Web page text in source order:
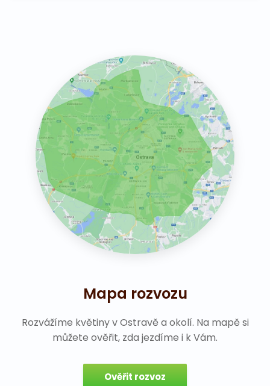
Mapa rozvozu
Rozvážíme květiny v Ostravě a okolí. Na mapě si
můžete ověřit, zda jezdíme i k Vám.
Ověřit rozvoz